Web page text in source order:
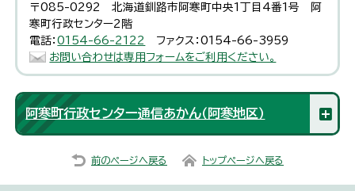
〒085-0292 北海道釧路市阿寒町中央1丁目4番1号 阿
寒町行政センター2階
電話：0154-66-2122
ファクス：0154-66-3959
お問い合わせは専用フォームをご利用ください。
阿寒町行政センター通信あかん（阿寒地区）
前のページへ戻る トップページへ戻る